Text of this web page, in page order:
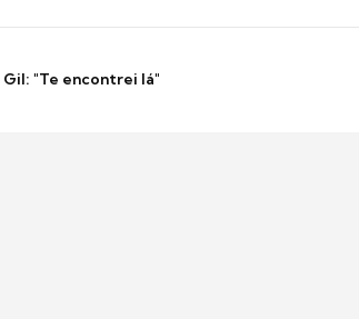
"Te encontrei lá"